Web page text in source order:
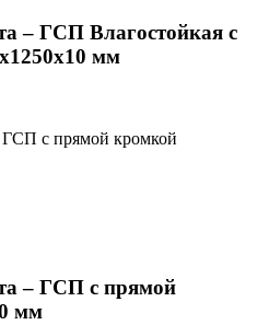
– ГСП Влагостойкая с
мм
– ГСП с прямой
мм